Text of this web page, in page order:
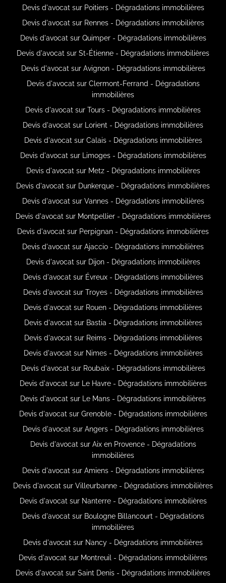
Devis d'avocat sur Poitiers - Dégradations immobilières
Devis d'avocat sur Rennes - Dégradations immobilières
Devis d'avocat sur Quimper - Dégradations immobilières
Devis d'avocat sur St-Étienne - Dégradations immobilières
Devis d'avocat sur Avignon - Dégradations immobilières
Devis d'avocat sur Clermont-Ferrand - Dégradations
immobilières
Devis d'avocat sur Tours - Dégradations immobilières
Devis d'avocat sur Lorient - Dégradations immobilières
Devis d'avocat sur Calais - Dégradations immobilières
Devis d'avocat sur Limoges - Dégradations immobilières
Devis d'avocat sur Metz - Dégradations immobilières
Devis d'avocat sur Dunkerque - Dégradations immobilières
Devis d'avocat sur Vannes - Dégradations immobilières
Devis d'avocat sur Montpellier - Dégradations immobilières
Devis d'avocat sur Perpignan - Dégradations immobilières
Devis d'avocat sur Ajaccio - Dégradations immobilières
Devis d'avocat sur Dijon - Dégradations immobilières
Devis d'avocat sur Évreux - Dégradations immobilières
Devis d'avocat sur Troyes - Dégradations immobilières
Devis d'avocat sur Rouen - Dégradations immobilières
Devis d'avocat sur Bastia - Dégradations immobilières
Devis d'avocat sur Reims - Dégradations immobilières
Devis d'avocat sur Nimes - Dégradations immobilières
Devis d'avocat sur Roubaix - Dégradations immobilières
Devis d'avocat sur Le Havre - Dégradations immobilières
Devis d'avocat sur Le Mans - Dégradations immobilières
Devis d'avocat sur Grenoble - Dégradations immobilières
Devis d'avocat sur Angers - Dégradations immobilières
Devis d'avocat sur Aix en Provence - Dégradations
immobilières
Devis d'avocat sur Amiens - Dégradations immobilières
Devis d'avocat sur Villeurbanne - Dégradations immobilières
Devis d'avocat sur Nanterre - Dégradations immobilières
Devis d'avocat sur Boulogne Billancourt - Dégradations
immobilières
Devis d'avocat sur Nancy - Dégradations immobilières
Devis d'avocat sur Montreuil - Dégradations immobilières
Devis d'avocat sur Saint Denis - Dégradations immobilières